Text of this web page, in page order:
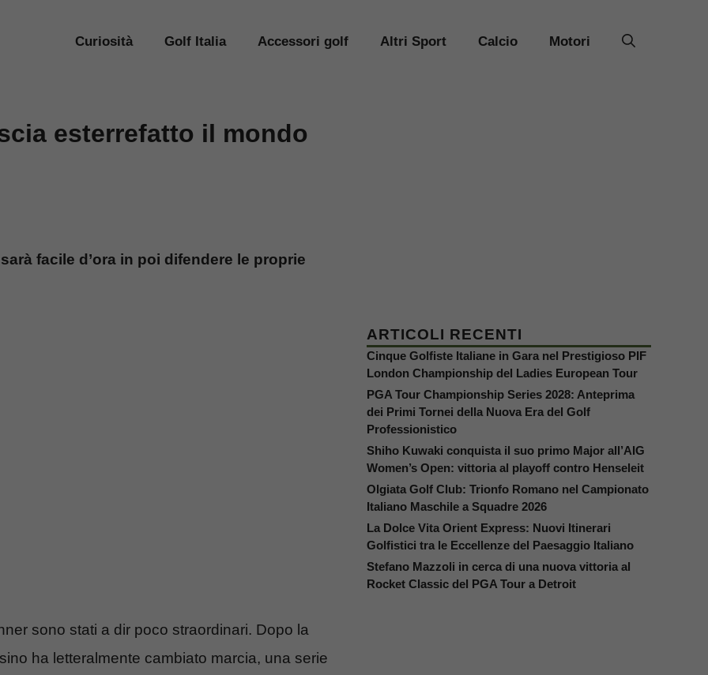
Curiosità Golf Italia Accessori golf Altri Sport Calcio Motori
esterrefatto il mondo
facile d’ora in poi difendere le proprie
sono stati a dir poco straordinari. Dopo la
ha letteralmente cambiato marcia, una serie
ARTICOLI RECENTI
Cinque Golfiste Italiane in Gara nel Prestigioso PIF
London Championship del Ladies European Tour
PGA Tour Championship Series 2028: Anteprima
dei Primi Tornei della Nuova Era del Golf
Professionistico
Shiho Kuwaki conquista il suo primo Major all’AIG
Women’s Open: vittoria al playoff contro Henseleit
Olgiata Golf Club: Trionfo Romano nel Campionato
Italiano Maschile a Squadre 2026
La Dolce Vita Orient Express: Nuovi Itinerari
Golfistici tra le Eccellenze del Paesaggio Italiano
Stefano Mazzoli in cerca di una nuova vittoria al
Rocket Classic del PGA Tour a Detroit